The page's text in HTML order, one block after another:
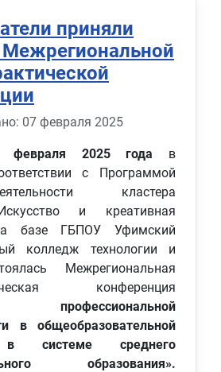
приняли
Межрегиональной
07 февраля 2025
февраля 2025 года в
с Программой
кластера
и креативная
базе ГБПОУ Уфимский
колледж технологии и
Межрегиональная
конференция
профессиональной
в общеобразовательной
в системе среднего
образования».